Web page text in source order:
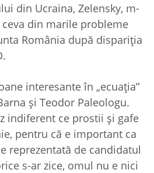
din Ucraina, Zelensky, m-
din marile probleme
România după dispariţia
interesante în „ecuaţia”
şi Teodor Paleologu.
indiferent ce prostii şi gafe
pentru că e important ca
reprezentată de candidatul
s-ar zice, omul nu e nici